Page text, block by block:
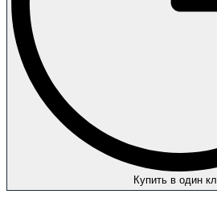
Купить в один